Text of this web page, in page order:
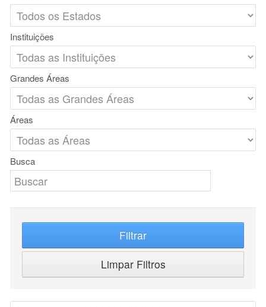
Instituições
Grandes Áreas
Áreas
Busca
Filtrar
Limpar Filtros